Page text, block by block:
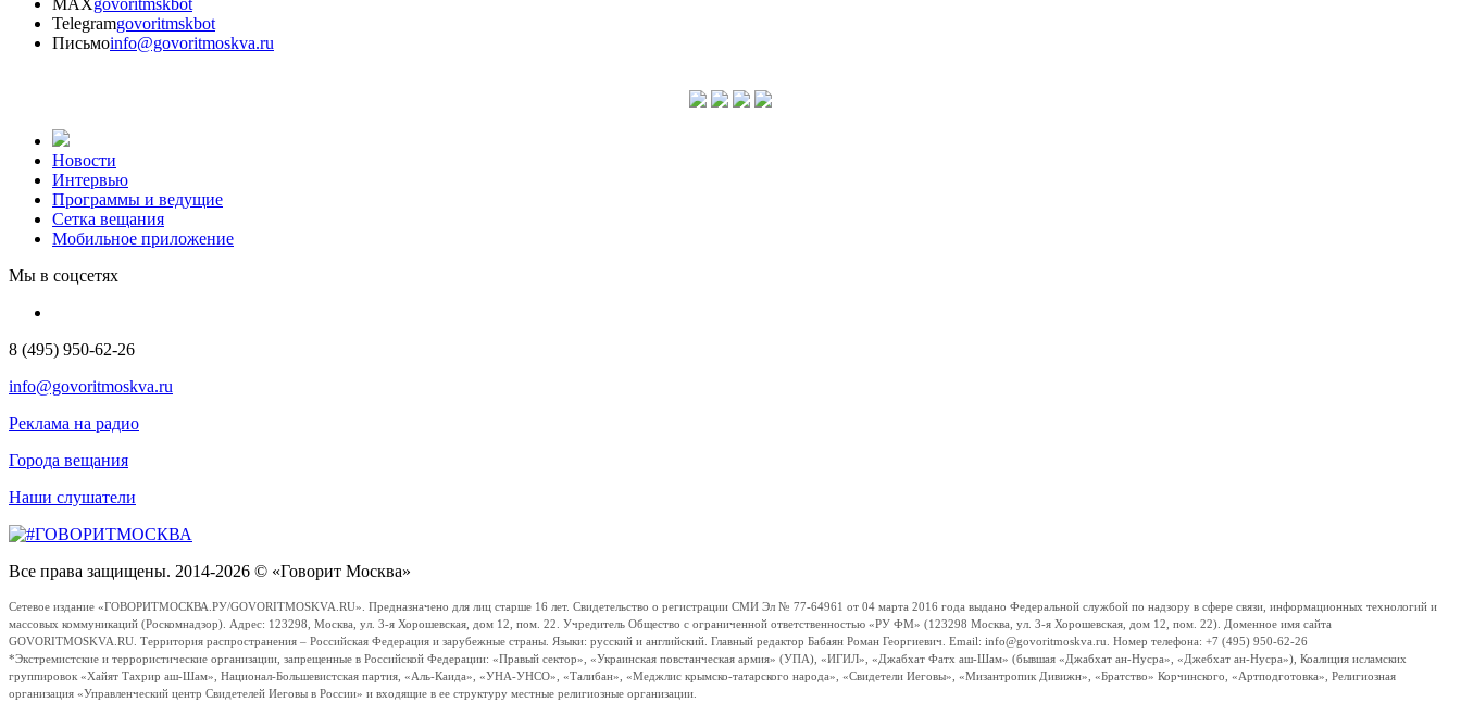
Telegramgovoritmskbot
Письмоinfo@govoritmoskva.ru
Новости
Интервью
Программы и ведущие
Сетка вещания
Мобильное приложение
Мы в соцсетях
8 (495) 950-62-26
info@govoritmoskva.ru
Реклама на радио
Города вещания
Наши слушатели
Все права защищены. 2014-2026 © «Говорит Москва»
Сетевое издание «ГОВОРИТМОСКВА.РУ/GOVORITMOSKVA.RU». Предназначено для лиц старше 16 лет. Свидетельство о регистрации СМИ Эл № 77-64961 от 04 марта 2016 года выдано Федеральной службой по надзору в сфере связи, информационных технологий и
массовых коммуникаций (Роскомнадзор). Адрес: 123298, Москва, ул. 3-я Хорошевская, дом 12, пом. 22. Учредитель Общество с ограниченной ответственностью «РУ ФМ» (123298 Москва, ул. 3-я Хорошевская, дом 12, пом. 22). Доменное имя сайта
GOVORITMOSKVA.RU. Территория распространения – Российская Федерация и зарубежные страны. Языки: русский и английский. Главный редактор Бабаян Роман Георгиевич. Email: info@govoritmoskva.ru. Номер телефона: +7 (495) 950-62-26
*Экстремистские и террористические организации, запрещенные в Российской Федерации: «Правый сектор», «Украинская повстанческая армия» (УПА), «ИГИЛ», «Джабхат Фатх аш-Шам» (бывшая «Джабхат ан-Нусра», «Джебхат ан-Нусра»), Коалиция исламских
группировок «Хайят Тахрир аш-Шам», Национал-Большевистская партия, «Аль-Каида», «УНА-УНСО», «Талибан», «Меджлис крымско-татарского народа», «Свидетели Иеговы», «Мизантропик Дивижн», «Братство» Корчинского, «Артподготовка», Религиозная
организация «Управленческий центр Свидетелей Иеговы в России» и входящие в ее структуру местные религиозные организации.